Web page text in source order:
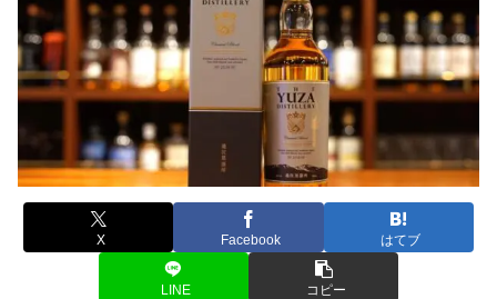
X Facebook はてブ
LINE コピー